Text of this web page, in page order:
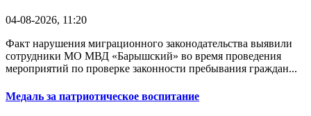
04-08-2026, 11:20
Факт нарушения миграционного законодательства выявили
сотрудники МО МВД «Барышский» во время проведения
мероприятий по проверке законности пребывания граждан...
Медаль за патриотическое воспитание